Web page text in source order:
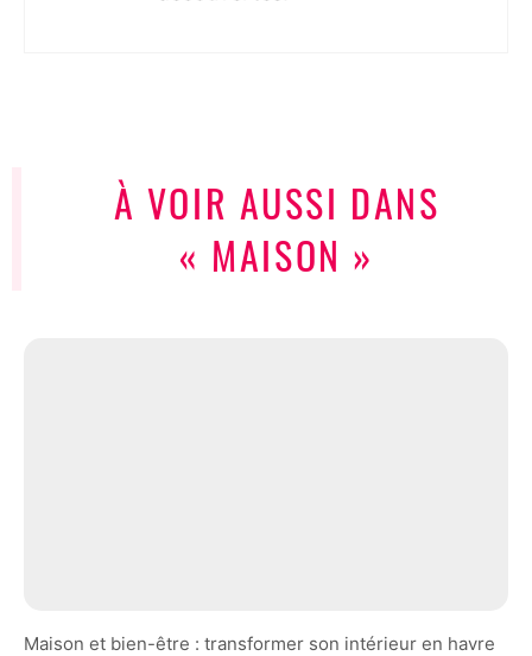
À VOIR AUSSI DANS
« MAISON »
Maison et bien-être : transformer son intérieur en havre